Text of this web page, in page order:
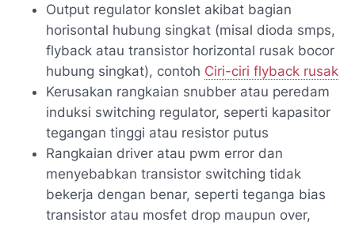
Output regulator konslet akibat bagian
horisontal hubung singkat (misal dioda smps,
flyback atau transistor horizontal rusak bocor
hubung singkat), contoh Ciri-ciri flyback rusak
Kerusakan rangkaian snubber atau peredam
induksi switching regulator, seperti kapasitor
tegangan tinggi atau resistor putus
Rangkaian driver atau pwm error dan
menyebabkan transistor switching tidak
bekerja dengan benar, seperti teganga bias
transistor atau mosfet drop maupun over,